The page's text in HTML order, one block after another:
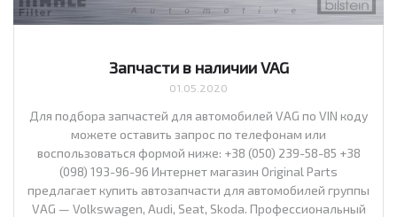
Запчасти в наличии VAG
01.05.2020
Для подбора запчастей для автомобилей VAG по VIN коду
можете оставить запрос по телефонам или
воспользоваться формой ниже: +38 (050) 239-58-85 +38
(098) 193-96-96 Интернет магазин Original Parts
предлагает купить автозапчасти для автомобилей группы
VAG — Volkswagen, Audi, Seat, Skoda. Профессиональный